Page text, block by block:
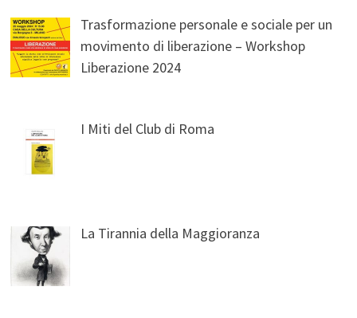
Trasformazione personale e sociale per un
movimento di liberazione – Workshop
Liberazione 2024
I Miti del Club di Roma
La Tirannia della Maggioranza